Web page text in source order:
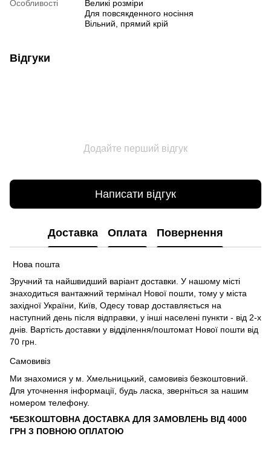
Особливості
Великі розміри
Для повсякденного носіння
Вільний, прямий крій
Відгуки
Додайте перший відгук
Написати відгук
Доставка Оплата Повернення
Нова пошта
Зручний та найшвидший варіант доставки. У нашому місті
знаходиться вантажний термінал Нової пошти, тому у міста
західної України, Київ, Одесу товар доставляється на
наступний день після відправки, у інші населені пункти - від 2-х
днів. Вартість доставки у відділення/поштомат Нової пошти від
70 грн.
Самовивіз
Ми знахомися у м. Хмельницький, самовивіз безкоштовний.
Для уточнення інформації, будь ласка, зверніться за нашим
номером телефону.
*БЕЗКОШТОВНА ДОСТАВКА ДЛЯ ЗАМОВЛЕНЬ ВІД 4000
ГРН З ПОВНОЮ ОПЛАТОЮ